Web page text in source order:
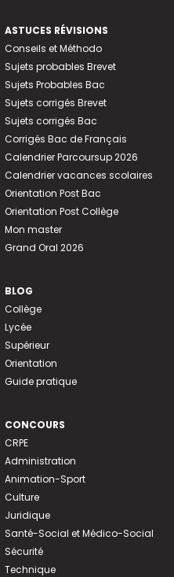
ASTUCES RÉVISIONS
Conseils et Méthodo
Sujets probables Brevet
Sujets Probables Bac
Sujets corrigés Brevet
Sujets corrigés Bac
Corrigés Bac de Français
Calendrier Parcoursup 2026
Calendrier vacances scolaires
Orientation Post Bac
Orientation Post Collège
Mon master
Grand Oral 2026
BLOG
Collège
Lycée
Supérieur
Orientation
Guide pratique
CONCOURS
CRPE
Administration
Animation-Sport
Culture
Juridique
Santé-Social et Médico-Social
Sécurité
Technique